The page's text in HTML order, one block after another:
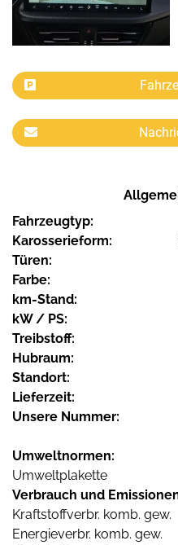
Fahrzeugtyp:
Karosserieform:
Türen:
Farbe:
km-Stand:
kW / PS:
Treibstoff:
Hubraum:
Standort:
Lieferzeit:
Unsere Nummer:
Umweltnormen:
Umweltplakette
Verbrauch und
Kraftstoffverbr. komb. gew.
Energieverbr. komb. gew.